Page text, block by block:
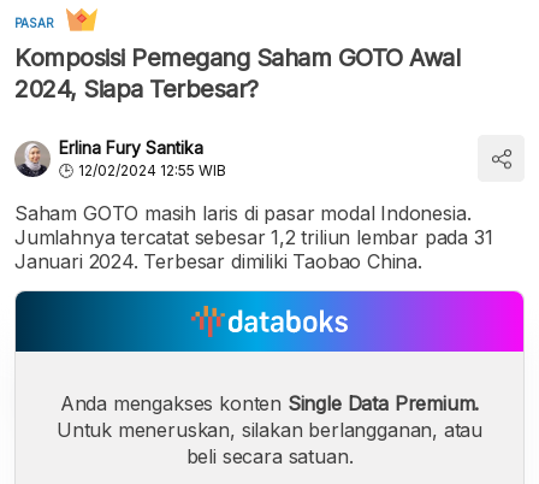
PASAR
Komposisi Pemegang Saham GOTO Awal
2024, Siapa Terbesar?
Erlina Fury Santika
12/02/2024 12:55 WIB
Saham GOTO masih laris di pasar modal Indonesia.
Jumlahnya tercatat sebesar 1,2 triliun lembar pada 31
Januari 2024. Terbesar dimiliki Taobao China.
Anda mengakses konten Single Data Premium.
Untuk meneruskan, silakan berlangganan, atau
beli secara satuan.